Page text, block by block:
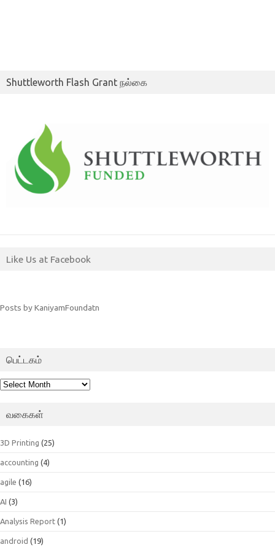
Shuttleworth Flash Grant நல்கை
Like Us at Facebook
Posts by KaniyamFoundatn
பெட்டகம்
பெட்டகம்
வகைகள்
3D Printing (25)
accounting (4)
agile (16)
AI (3)
Analysis Report (1)
android (19)